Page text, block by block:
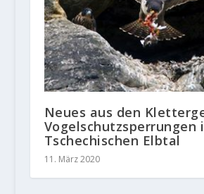
Neues aus den
Vogelschutzsperrungen
Tschechischen Elbtal
11. März 2020